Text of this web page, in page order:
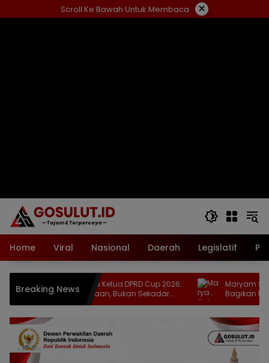
ke
Scroll Ke Bawah Untuk Membaca ×
Home Viral Nasional Daerah Legislatif
Breaking News
Zulfikar Usira Buka Ketua DPRD Cup 2026:
Ajang Kebersamaan, Bukan Sekadar
Cari Juara
Maryam Sofyan
Bagikan Bantuan
Stunting di Tilango